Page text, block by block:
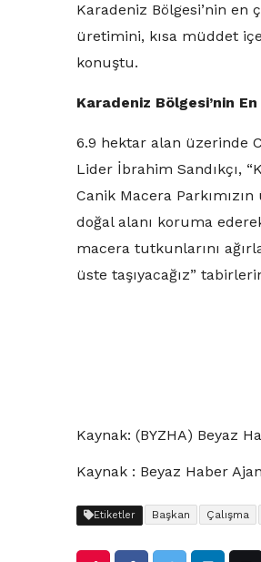
Karadeniz Bölgesi’nin en
üretimini, kısa müddet
konuştu.
Karadeniz Bölgesi’nin
6.9 hektar alan üzerinde
Lider İbrahim Sandıkçı,
Canik Macera
doğal alanı koruma
macera tutkunlarını
üste taşıyacağız”
Kaynak: (BYZHA) Beyaz
Kaynak : Beyaz Haber
Etiketler Başkan Çalışma